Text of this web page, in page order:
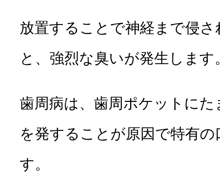
放置することで神経まで侵
と、強烈な臭いが発生します
歯周病は、 歯周ポケットにた
を発することが原因で特有の
す。